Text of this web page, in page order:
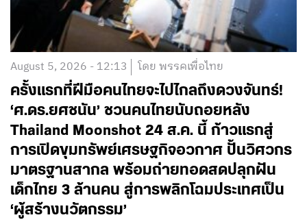
August 5, 2026 - 12:13 โดย พรรคเพื่อไทย
ครั้งแรกที่ฝีมือคนไทยจะไปไกลถึงดวงจันทร์!
‘ศ.ดร.ยศชนัน’ ชวนคนไทยนับถอยหลัง
Thailand Moonshot 24 ส.ค. นี้ ก้าวแรกสู่
การเปิดขุมทรัพย์เศรษฐกิจอวกาศ ปั้นวิศวกร
มาตรฐานสากล พร้อมถ่ายทอดสดปลุกฝัน
เด็กไทย 3 ล้านคน สู่การพลิกโฉมประเทศเป็น
‘ผู้สร้างนวัตกรรม’